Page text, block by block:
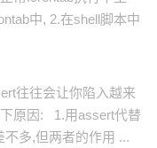
中, 2.在shell脚本中
往往会让你陷入越来
原因: 1.用assert代替
多,但两者的作用 ...